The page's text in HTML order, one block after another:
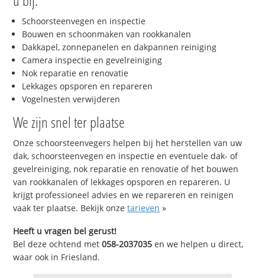
Schoorsteenvegen en inspectie
Bouwen en schoonmaken van rookkanalen
Dakkapel, zonnepanelen en dakpannen reiniging
Camera inspectie en gevelreiniging
Nok reparatie en renovatie
Lekkages opsporen en repareren
Vogelnesten verwijderen
We zijn snel ter plaatse
Onze schoorsteenvegers helpen bij het herstellen van uw
dak, schoorsteenvegen en inspectie en eventuele dak- of
gevelreiniging, nok reparatie en renovatie of het bouwen
van rookkanalen of lekkages opsporen en repareren. U
krijgt professioneel advies en we repareren en reinigen
vaak ter plaatse. Bekijk onzetarieven »
Heeft u vragen bel gerust!
Bel deze ochtend met058-2037035 en we helpen u direct,
waar ook in Friesland.